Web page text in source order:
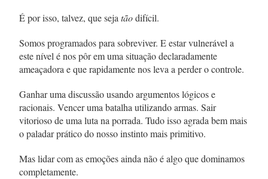
É por isso, talvez, que sejatãodifícil.
Somos programados para sobreviver. E estar vulnerável a
este nível é nos pôr em uma situação declaradamente
ameaçadora e que rapidamente nos leva a perder o controle.
Ganhar uma discussão usando argumentos lógicos e
racionais. Vencer uma batalha utilizando armas. Sair
vitorioso de uma luta na porrada. Tudo isso agrada bem mais
o paladar prático do nosso instinto mais primitivo.
Mas lidar com as emoções ainda não é algo que dominamos
completamente.